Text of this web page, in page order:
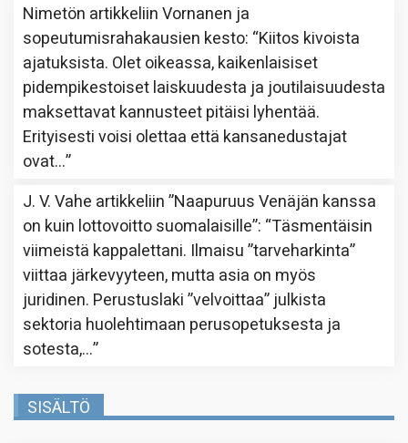
Nimetön artikkeliinVornanen ja
sopeutumisrahakausien kesto: “Kiitos kivoista
ajatuksista. Olet oikeassa, kaikenlaisiset
pidempikestoiset laiskuudesta ja joutilaisuudesta
maksettavat kannusteet pitäisi lyhentää.
Erityisesti voisi olettaa että kansanedustajat
ovat…”
J. V. Vahe artikkeliin”Naapuruus Venäjän kanssa
on kuin lottovoitto suomalaisille”: “Täsmentäisin
viimeistä kappalettani. Ilmaisu ”tarveharkinta”
viittaa järkevyyteen, mutta asia on myös
juridinen. Perustuslaki ”velvoittaa” julkista
sektoria huolehtimaan perusopetuksesta ja
sotesta,…”
SISÄLTÖ